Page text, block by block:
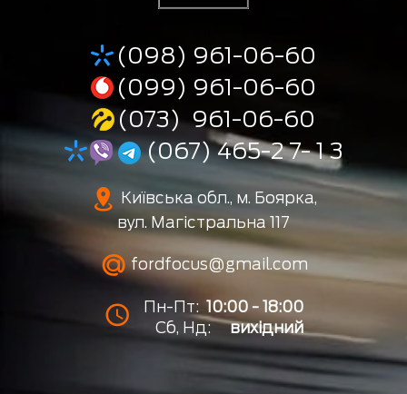
(098) 961-06-60
(099) 961-06-60
(073) 961-06-60
(067) 465-2 7- 1 3
Київська обл., м. Боярка,
вул. Магістральна 117
fordfocus@gmail.com
Пн-Пт: 10:00 - 18:00
Сб, Нд:
вихідний